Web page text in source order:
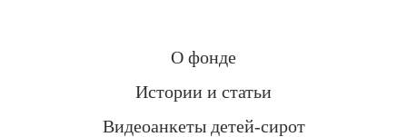
О фонде
Истории и статьи
Видеоанкеты детей-сирот